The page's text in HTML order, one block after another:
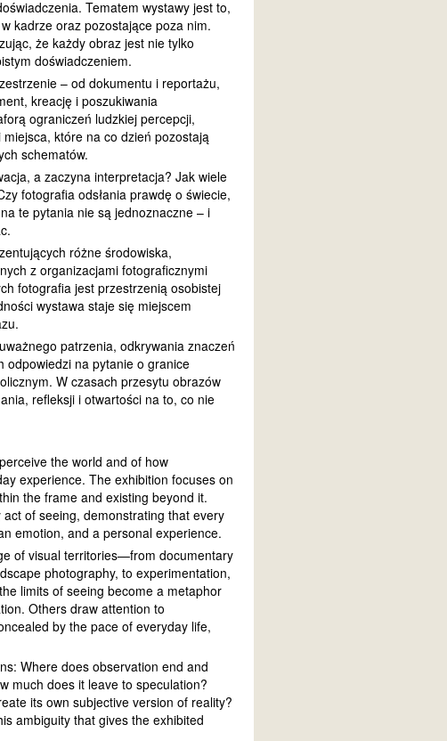
Tematem wystawy jest to,
kadrze oraz pozostające poza nim.
że każdy obraz jest nie tylko
doświadczeniem.
– od dokumentu i reportażu,
kreację i poszukiwania
ograniczeń ludzkiej percepcji,
które na co dzień pozostają
schematów.
a zaczyna interpretacja? Jak wiele
fotografia odsłania prawdę o świecie,
te pytania nie są jednoznaczne – i
różne środowiska,
z organizacjami fotograficznymi
fotografia jest przestrzenią osobistej
wystawa staje się miejscem
patrzenia, odkrywania znaczeń
odpowiedzi na pytanie o granice
W czasach przesytu obrazów
refleksji i otwartości na to, co nie
the world and of how
experience. The exhibition focuses on
the frame and existing beyond it.
of seeing, demonstrating that every
emotion, and a personal experience.
of visual territories—from documentary
photography, to experimentation,
limits of seeing become a metaphor
Others draw attention to
by the pace of everyday life,
Where does observation end and
much does it leave to speculation?
its own subjective version of reality?
ambiguity that gives the exhibited